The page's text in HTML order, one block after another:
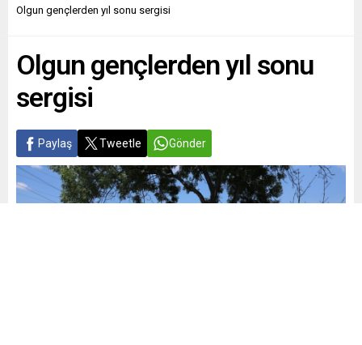
Olgun gençlerden yıl sonu sergisi
Olgun gençlerden yıl sonu
sergisi
Paylaş Tweetle Gönder